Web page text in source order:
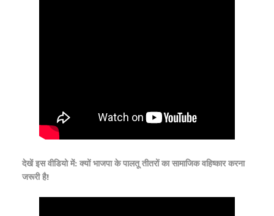
देखें इस वीडियो में: क्यों भाजपा के पालतू तीतरों का सामाजिक वहिष्कार करना
जरूरी है!